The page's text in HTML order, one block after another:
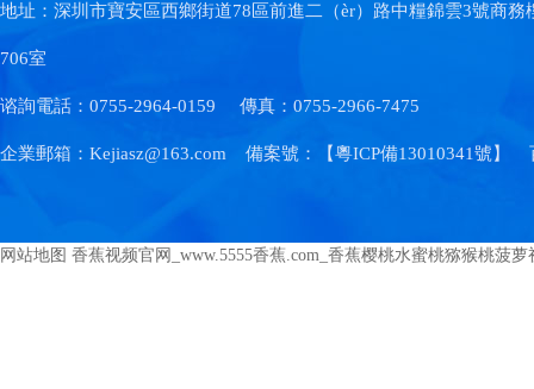
地址：深圳市寶安區西鄉街道78區前進二（èr）路中糧錦雲3號商務
706室
谘詢電話：0755-2964-0159 傳真：0755-2966-7475
企業郵箱：Kejiasz@163.com 備案號：【粵ICP備13010341號 】
网站地图 香蕉视频官网_www.5555香蕉.com_香蕉樱桃水蜜桃猕猴桃菠